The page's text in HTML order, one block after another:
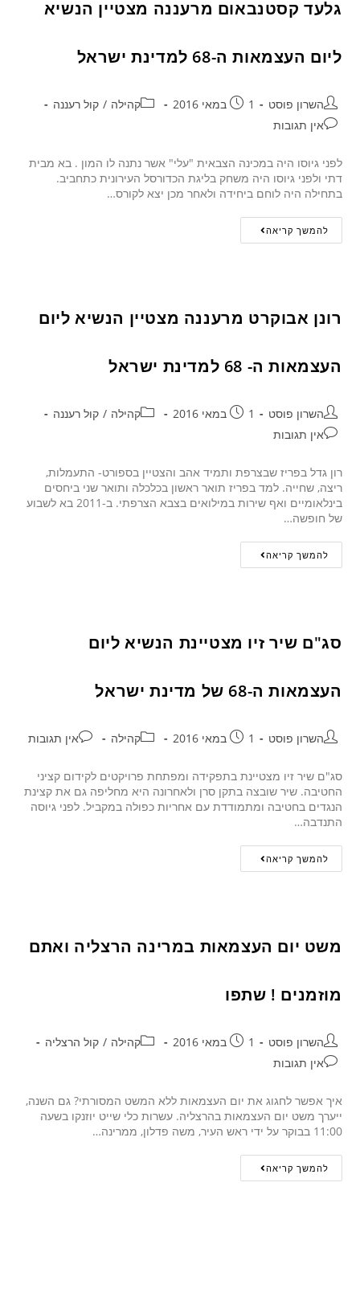
גלעד קסטנבאום מרעננה מצטיין הנשיא
ליום העצמאות ה-68 למדינת ישראל
השרון פוסט 1 במאי 2016 קהילה / קול רעננה
אין תגובות
לפני גיוסו היה במכינה הצבאית "עלי" אשר נתנה לו המון . בא מבית
דתי ולפני גיוסו היה משחק בליגת הכדורסל העירונית כתחביב.
בתחילה היה לוחם ביחידה ולאחר מכן יצא לקורס…
להמשך קריאה
רונן אבוקרט מרעננה מצטיין הנשיא ליום
העצמאות ה- 68 למדינת ישראל
השרון פוסט 1 במאי 2016 קהילה / קול רעננה
אין תגובות
רון גדל בפריז שבצרפת ותמיד אהב והצטיין בספורט- התעמלות,
ריצה, שחייה. למד בפריז תואר ראשון בכלכלה ותואר שני ביחסים
בינלאומיים ואף שירות במילואים בצבא הצרפתי. ב-2011 בא לשבוע
של חופשה…
להמשך קריאה
סג"ם שיר זיו מצטיינת הנשיא ליום
העצמאות ה-68 של מדינת ישראל
השרון פוסט 1 במאי 2016 קהילה אין תגובות
סג"ם שיר זיו מצטיינת בתפקידה ומפתחת פרויקטים לקידום קציני
החטיבה. שיר שובצה בתקן סרן ולאחרונה היא מחליפה גם את קצינת
הנגדים בחטיבה ומתמודדת עם אחריות כפולה במקביל. לפני גיוסה
התנדבה…
להמשך קריאה
משט יום העצמאות במרינה הרצליה ואתם
מוזמנים ! שתפו
השרון פוסט 1 במאי 2016 קהילה / קול הרצליה
אין תגובות
איך אפשר לחגוג את יום העצמאות ללא המשט המסורתי? גם השנה,
ייערך משט יום העצמאות בהרצליה. עשרות כלי שייט יוזנקו בשעה
11:00 בבוקר על ידי ראש העיר, משה פדלון, ממרינה…
להמשך קריאה